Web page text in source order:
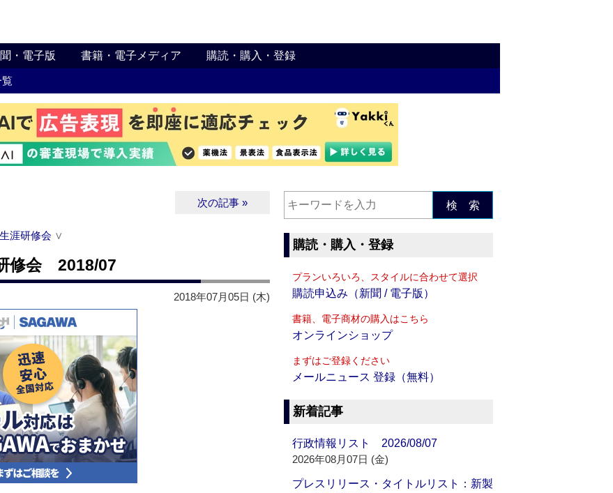
・電子版 書籍・電子メディア 購読・購入・登録
覧
次の記事 »
涯研修会 ∨
修会 2018/07
2018年07月05日 (木)
検 索
購読・購入・登録
プランいろいろ、スタイルに合わせて選択
購読申込み（新聞 / 電子版）
書籍、電子商材の購入はこちら
オンラインショップ
まずはご登録ください
メールニュース 登録（無料）
新着記事
行政情報リスト 2026/08/07
2026年08月07日 (金)
プレスリリース・タイトルリスト：新製